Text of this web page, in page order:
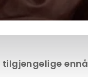
ennå